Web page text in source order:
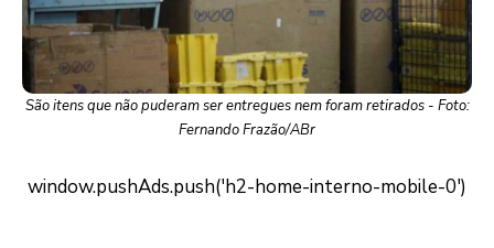
São itens que não puderam ser entregues nem foram retirados - Foto:
Fernando Frazão/ABr